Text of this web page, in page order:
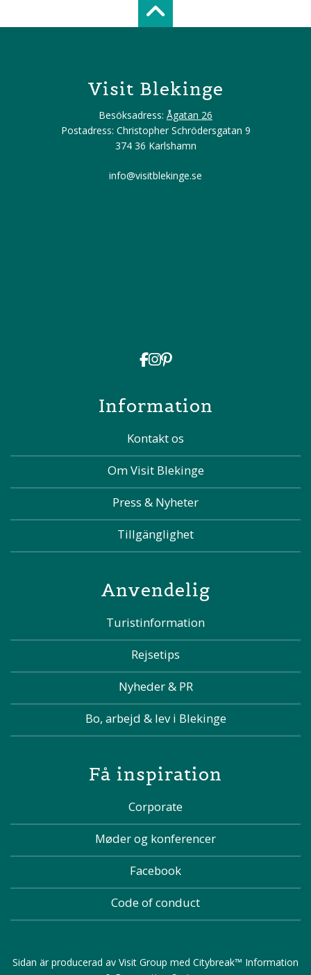
Scroll top of
Visit Blekinge
Besöksadress: Ågatan 26
Postadress: Christopher Schrödersgatan 9
374 36 Karlshamn
info@visitblekinge.se
Information
Kontakt os
Om Visit Blekinge
Press & Nyheter
Tillgänglighet
Anvendelig
Turistinformation
Rejsetips
Nyheder & PR
Bo, arbejd & lev i Blekinge
Få inspiration
Corporate
Møder og konferencer
Facebook
Code of conduct
Sidan är producerad av Visit Group med Citybreak™ Information